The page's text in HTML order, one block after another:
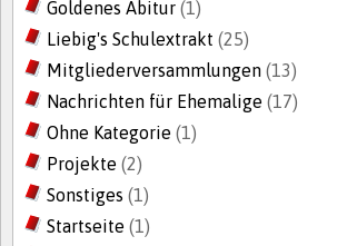
Goldenes Abitur (1)
Liebig's Schulextrakt (25)
Mitgliederversammlungen (13)
Nachrichten für Ehemalige (17)
Ohne Kategorie (1)
Projekte (2)
Sonstiges (1)
Startseite (1)